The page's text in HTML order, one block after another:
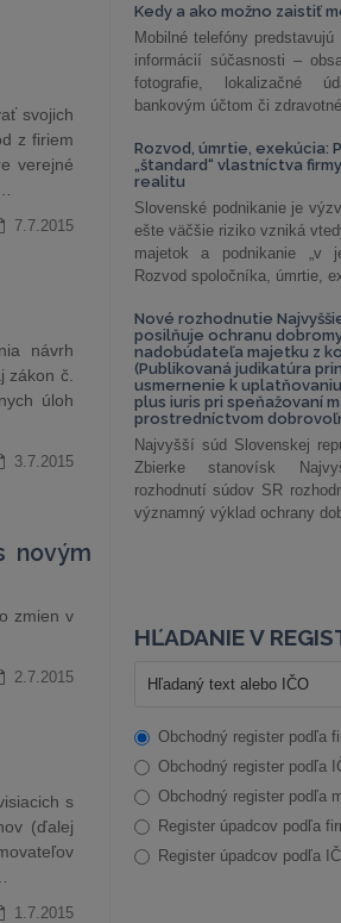
svojich
z firiem
verejné
7.7.2015
návrh
zákon č.
úloh
3.7.2015
novým
zmien v
2.7.2015
s
(ďalej
1.7.2015
Kedy a ako možno zaistiť
Mobilné telefóny
informácií súčasnosti –
fotografie, lokalizačné
bankovým účtom či
Rozvod, úmrtie, exekúcia:
„štandard“ vlastníctva
realitu
Slovenské podnikanie je
ešte väčšie riziko vzniká
majetok a podnikanie „v
Rozvod spoločníka, úmrtie,
Nové rozhodnutie
posilňuje ochranu
nadobúdateľa majetku z
(Publikovaná judikatúra
usmernenie k
plus iuris pri speňažovaní
prostredníctvom
Najvyšší súd Slovenskej
Zbierke stanovísk
rozhodnutí súdov SR
významný výklad ochrany
HĽADANIE V
Obchodný register podľa
Obchodný register podľa
Obchodný register podľa
Register úpadcov podľa
Register úpadcov podľa